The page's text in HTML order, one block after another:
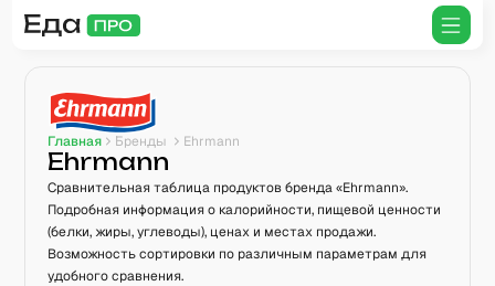
Главная Бренды Ehrmann
Ehrmann
Сравнительная таблица продуктов бренда «Ehrmann».
Подробная информация о калорийности, пищевой ценности
(белки, жиры, углеводы), ценах и местах продажи.
Возможность сортировки по различным параметрам для
удобного сравнения.